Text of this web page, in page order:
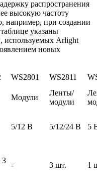
распространения
высокую частоту
например, при создании
указаны
используемых Arlight
новых
WS2801 WS2811
Модули
Ленты/
модули
5/12 В 5/12/24 В 5
3
- 3 шт. 1